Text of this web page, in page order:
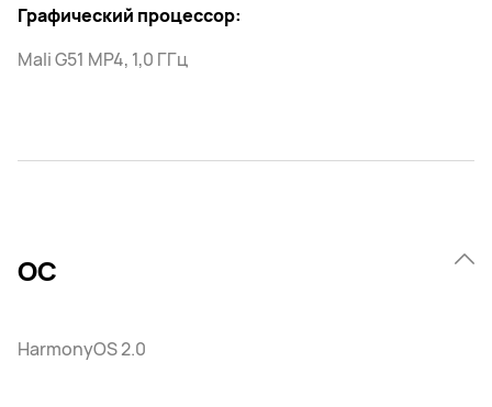
Графический процессор:
Mali G51 MP4, 1,0 ГГц
ОС
HarmonyOS 2.0